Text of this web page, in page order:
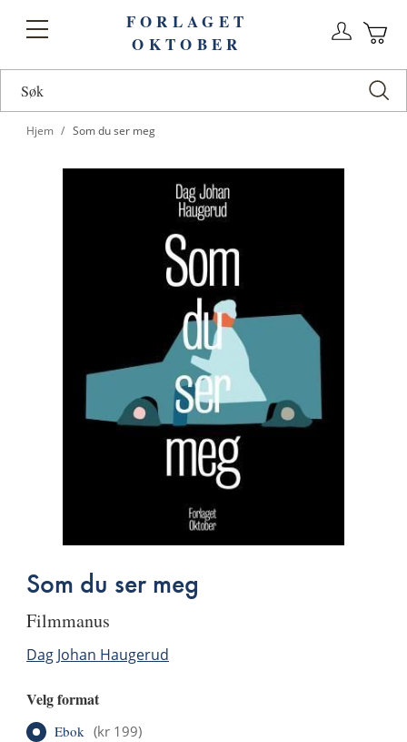
Toggle
FORLAGET
OKTOBER
Hjem Som du ser meg
Som du ser meg
filmmanus
Dag Johan Haugerud
Velg format
Ebok (kr 199)